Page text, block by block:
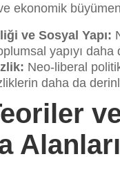
ekonomik
ve Sosyal Yapı:
yapıyı
Neo-liberal
daha da
Alanları